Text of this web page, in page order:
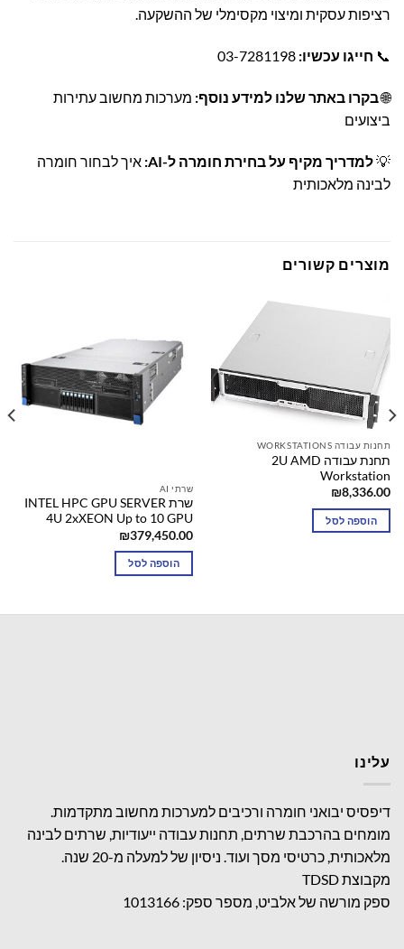
רציפות עסקית ומיצוי מקסימלי של ההשקעה.
📞 חייגו עכשיו: 03-7281198
🌐בקרו באתר שלנו למידע נוסף: מערכות מחשוב עתירות
ביצועים
💡למדריך מקיף על בחירת חומרה ל-AI:
איך לבחור חומרה
לבינה מלאכותית
מוצרים קשורים
תחנות עבודה WORKSTATIONS
תחנת עבודה 2U AMD
Workstation
₪8,336.00
הוספה לסל
שרתי AI
שרת INTEL HPC GPU SERVER
4U 2xXEON Up to 10 GPU
₪379,450.00
הוספה לסל
עלינו
דיפסיס יבואני חומרה ורכיבים למערכות מחשוב מתקדמות.
מומחים בהרכבת שרתים, תחנות עבודה ייעודיות, שרתים לבינה
מלאכותית, כרטיסי מסך ועוד. ניסיון של למעלה מ-20 שנה.
מקבוצת TDSD
ספק מורשה של אלביט, מספר ספק: 1013166